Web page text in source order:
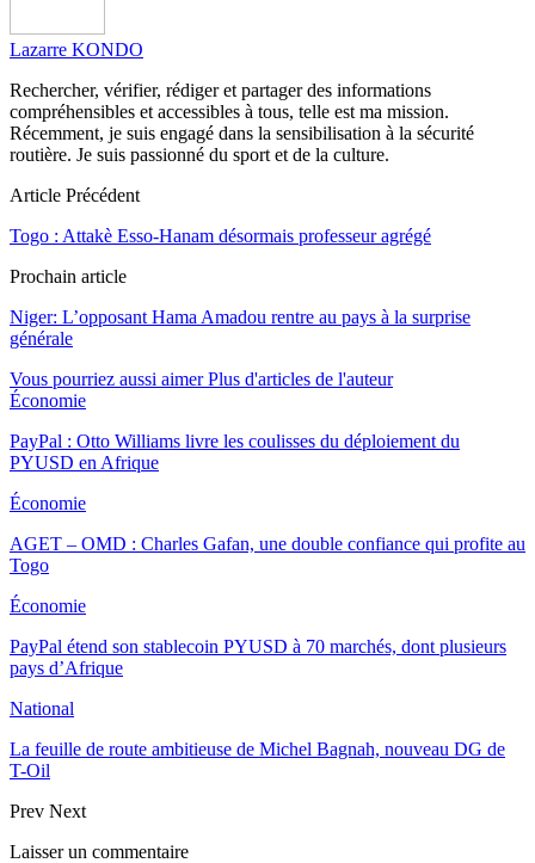
Lazarre KONDO
Rechercher, vérifier, rédiger et partager des informations
compréhensibles et accessibles à tous, telle est ma mission.
Récemment, je suis engagé dans la sensibilisation à la sécurité
routière. Je suis passionné du sport et de la culture.
Article Précédent
Togo : Attakè Esso-Hanam désormais professeur agrégé
Prochain article
Niger: L’opposant Hama Amadou rentre au pays à la surprise
générale
Vous pourriez aussi aimer Plus d'articles de l'auteur
Économie
PayPal : Otto Williams livre les coulisses du déploiement du
PYUSD en Afrique
Économie
AGET – OMD : Charles Gafan, une double confiance qui profite au
Togo
Économie
PayPal étend son stablecoin PYUSD à 70 marchés, dont plusieurs
pays d’Afrique
National
La feuille de route ambitieuse de Michel Bagnah, nouveau DG de
T-Oil
Prev Next
Laisser un commentaire